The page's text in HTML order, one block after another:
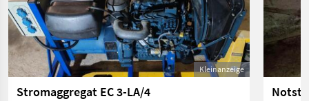
Kleinanzeige
Stromaggregat EC 3-LA/4